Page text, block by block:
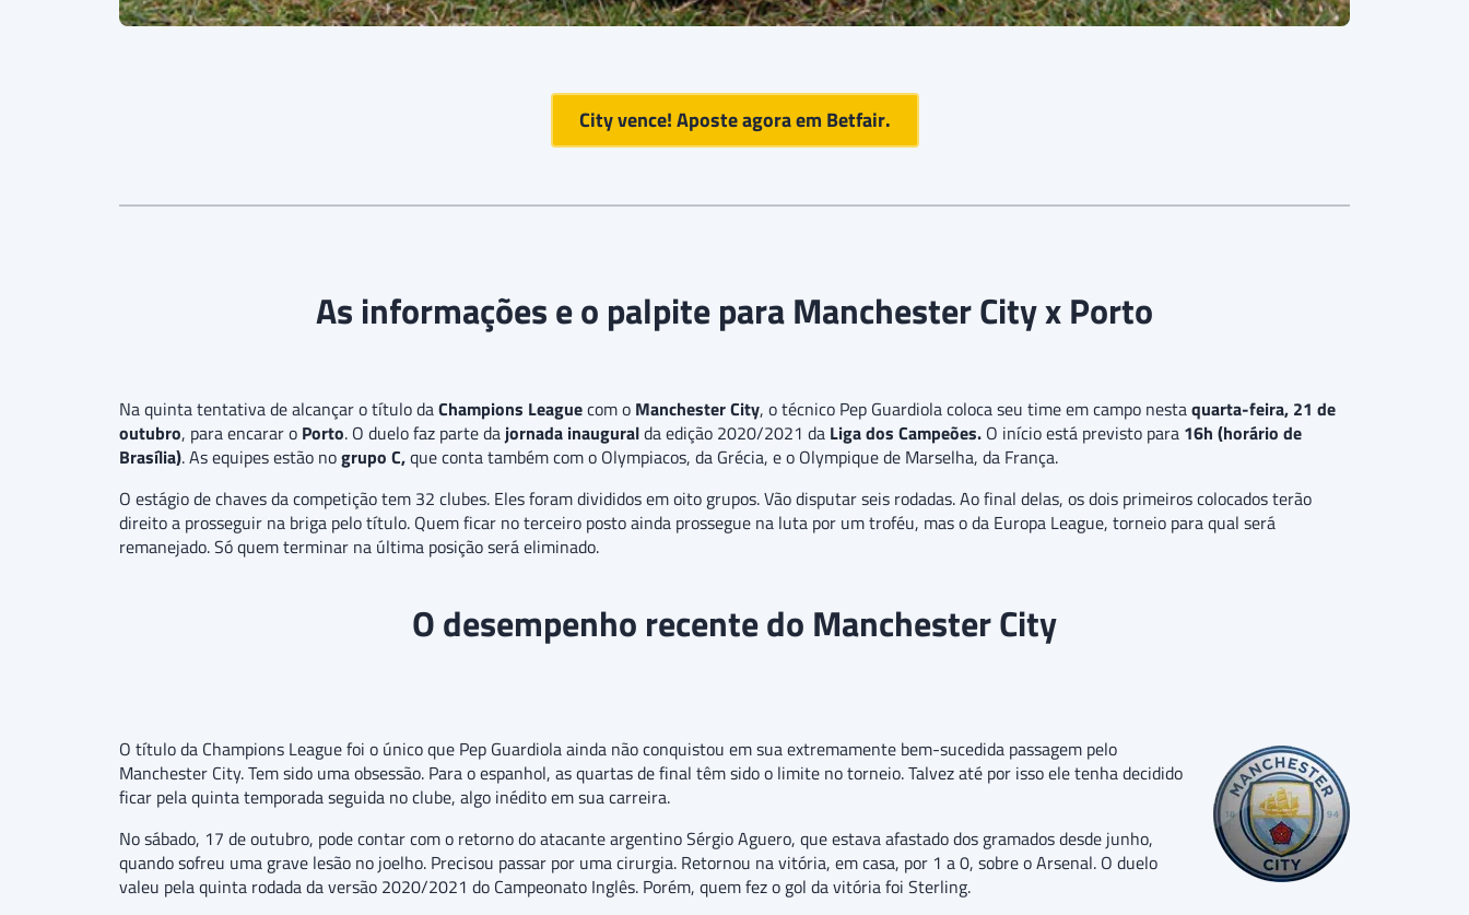
City vence! Aposte agora em Betfair.
As informações e o palpite para Manchester City x Porto
Na quinta tentativa de alcançar o título daChampions Leaguecom o Manchester City, o técnico Pep Guardiola coloca seu time em campo nestaquarta-feira, 21 de
outubro, para encarar o Porto. O duelo faz parte da jornada inauguralda edição 2020/2021 da Liga dos Campeões. O início está previsto para 16h (horário de
Brasília). As equipes estão nogrupo C,que conta também com o Olympiacos, da Grécia, e o Olympique de Marselha, da França.
O estágio de chaves da competição tem 32 clubes. Eles foram divididos em oito grupos. Vão disputar seis rodadas. Ao final delas, os dois primeiros colocados terão
direito a prosseguir na briga pelo título. Quem ficar no terceiro posto ainda prossegue na luta por um troféu, mas o da Europa League, torneio para qual será
remanejado. Só quem terminar na última posição será eliminado.
O desempenho recente do Manchester City
O título da Champions League foi o único que Pep Guardiola ainda não conquistou em sua extremamente bem-sucedida passagem pelo
Manchester City. Tem sido uma obsessão. Para o espanhol, as quartas de final têm sido o limite no torneio. Talvez até por isso ele tenha decidido
ficar pela quinta temporada seguida no clube, algo inédito em sua carreira.
No sábado, 17 de outubro, pode contar com o retorno do atacante argentino Sérgio Aguero, que estava afastado dos gramados desde junho,
quando sofreu uma grave lesão no joelho. Precisou passar por uma cirurgia. Retornou na vitória, em casa, por 1 a 0, sobre o Arsenal. O duelo
valeu pela quinta rodada da versão 2020/2021 do Campeonato Inglês. Porém, quem fez o gol da vitória foi Sterling.